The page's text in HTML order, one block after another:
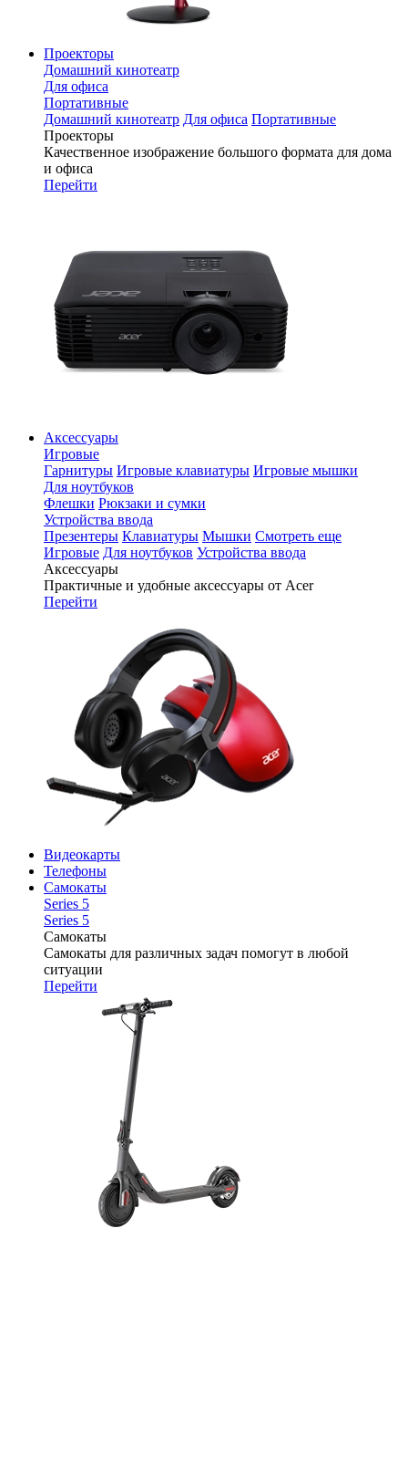
Проекторы
Домашний кинотеатр
Для офиса
Портативные
Домашний кинотеатр Для офиса Портативные
Проекторы
Качественное изображение большого формата для дома
и офиса
Перейти
Аксессуары
Игровые
Гарнитуры Игровые клавиатуры Игровые мышки
Для ноутбуков
Флешки Рюкзаки и сумки
Устройства ввода
Презентеры Клавиатуры Мышки Смотреть еще
Игровые Для ноутбуков Устройства ввода
Аксессуары
Практичные и удобные аксессуары от Acer
Перейти
Видеокарты
Телефоны
Самокаты
Series 5
Series 5
Самокаты
Самокаты для различных задач помогут в любой
ситуации
Перейти